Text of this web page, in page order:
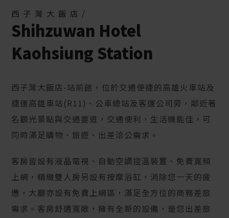
西子灣大飯店/
Shihzuwan Hotel
Kaohsiung Station
西子灣大飯店-站前館，位於交通便捷的高雄火車站及
捷運高雄車站(R11)、公車總站及客運公司旁，鄰近著
名觀光景點與交通要道，交通便利，生活機能佳，可
同時滿足購物、旅遊、出差洽公需求。
客房皆設有液晶電視、自動空調控溫裝置、免費寬頻
上網，精緻雙人房另設有按摩浴缸，消除您一天的疲
憊，大廳亦設有免費上網區，滿足全方位的商務差旅
需求。客房舒適寬敞，擁有全新的設備，是您出差旅